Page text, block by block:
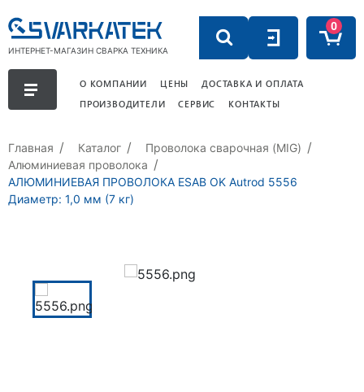
ИНТЕРНЕТ-МАГАЗИН СВАРКА ТЕХНИКА
0
О КОМПАНИИ ЦЕНЫ
ДОСТАВКА И ОПЛАТА
ПРОИЗВОДИТЕЛИ
СЕРВИС КОНТАКТЫ
Главная Каталог
Проволока сварочная (MIG)
Алюминиевая проволока
АЛЮМИНИЕВАЯ ПРОВОЛОКА ESAB OK Autrod 5556
Диаметр: 1,0 мм (7 кг)